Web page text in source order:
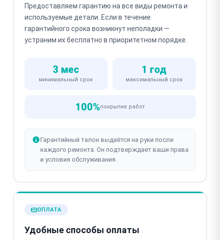
Предоставляем гарантию на все виды ремонта и
используемые детали. Если в течение
гарантийного срока возникнут неполадки —
устраним их бесплатно в приоритетном порядке.
3 мес
минимальный срок
1 год
максимальный срок
100%покрытие работ
Гарантийный талон выдаётся на руки после
каждого ремонта. Он подтверждает ваши права
и условия обслуживания.
ОПЛАТА
Удобные способы оплаты